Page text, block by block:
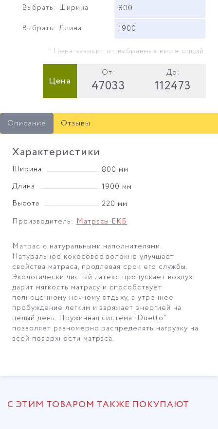
Выбрать: Ширина
800
Выбрать: Длина
1900
* Цена зависит от выбранных выше опций.
Цена
От:
47033
До:
112473
Описание Отзывы
Характеристики
Ширина
800 мм
Длина
1900 мм
Высота
220 мм
Производитель:Матрасы ЕКБ
Матрас с натуральными наполнителями.
Натуральное кокосовое волокно улучшает
свойства матраса, продлевая срок его службы.
Экологически чистый латекс пропускает воздух,
дарит мягкость матрасу и способствует
полноценному ночному отдыху, а утреннее
пробуждение легким и заряжает энергией на
целый день. Пружинная система "Duetto"
позволяет равномерно распределять нагрузку на
всей поверхности матраса.
С ЭТИМ ТОВАРОМ ТАКЖЕ ПОКУПАЮТ